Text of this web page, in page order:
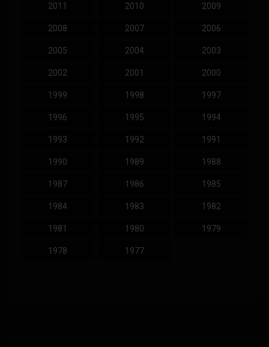
2011 2010 2009
2008 2007 2006
2005 2004 2003
2002 2001 2000
1999 1998 1997
1996 1995 1994
1993 1992 1991
1990 1989 1988
1987 1986 1985
1984 1983 1982
1981 1980 1979
1978 1977